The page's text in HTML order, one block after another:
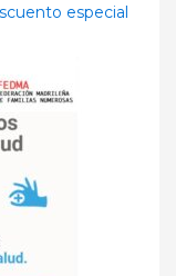
especial